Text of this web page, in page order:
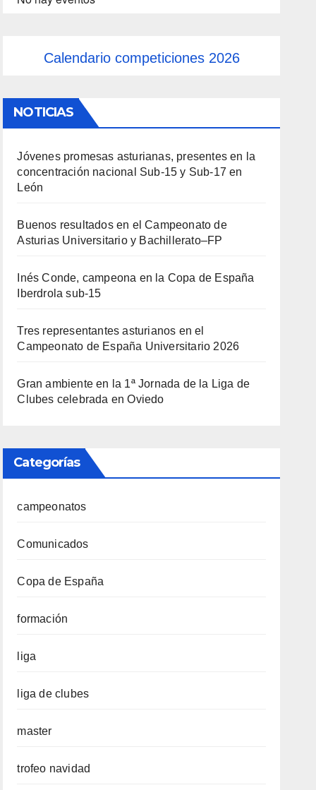
Calendario competiciones 2026
NOTICIAS
Jóvenes promesas asturianas, presentes en la
concentración nacional Sub-15 y Sub-17 en
León
Buenos resultados en el Campeonato de
Asturias Universitario y Bachillerato–FP
Inés Conde, campeona en la Copa de España
Iberdrola sub-15
Tres representantes asturianos en el
Campeonato de España Universitario 2026
Gran ambiente en la 1ª Jornada de la Liga de
Clubes celebrada en Oviedo
Categorías
campeonatos
Comunicados
Copa de España
formación
liga
liga de clubes
master
trofeo navidad